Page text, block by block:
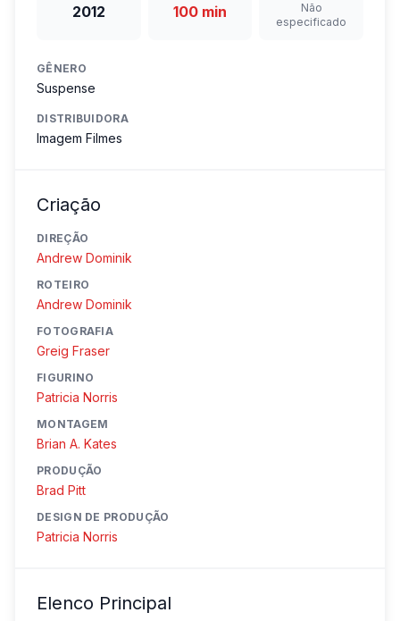
2012 100 min
Não
especificado
GÊNERO
Suspense
DISTRIBUIDORA
Imagem Filmes
Criação
DIREÇÃO
Andrew Dominik
ROTEIRO
Andrew Dominik
FOTOGRAFIA
Greig Fraser
FIGURINO
Patricia Norris
MONTAGEM
Brian A. Kates
PRODUÇÃO
Brad Pitt
DESIGN DE PRODUÇÃO
Patricia Norris
Elenco Principal